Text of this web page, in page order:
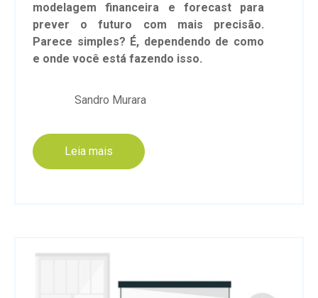
modelagem financeira e forecast para
prever o futuro com mais precisão.
Parece simples? É, dependendo de como
e onde você está fazendo isso.
Sandro Murara
Leia mais